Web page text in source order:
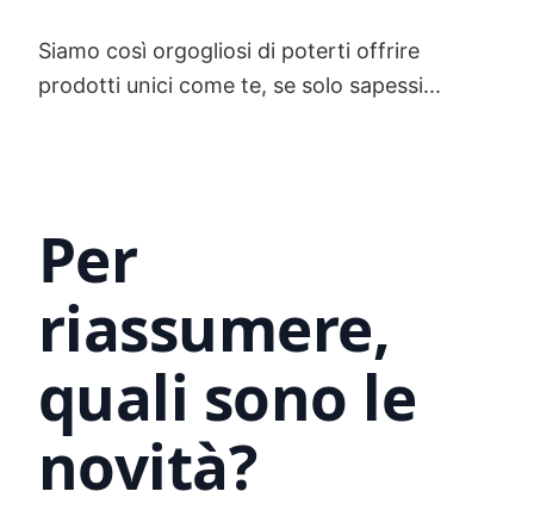
Siamo così orgogliosi di poterti offrire
prodotti unici come te, se solo sapessi...
Per
riassumere,
quali sono le
novità?